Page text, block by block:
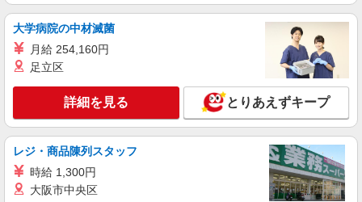
千葉県船橋市浜町2-1-1 ららぽーとTOKYO-
BAY
詳細を見る
パート
RANDA
アパレルショップスタッフ
［アルバイト・パート］時給1,140円〜 ※経
千葉県船橋市浜町2-1-1 ららぽーとTOKYO-
大学病院の中材滅菌
月給 254,160円
足立区
詳細を見る とりあえずキープ
レジ・商品陳列スタッフ
時給 1,300円
大阪市中央区